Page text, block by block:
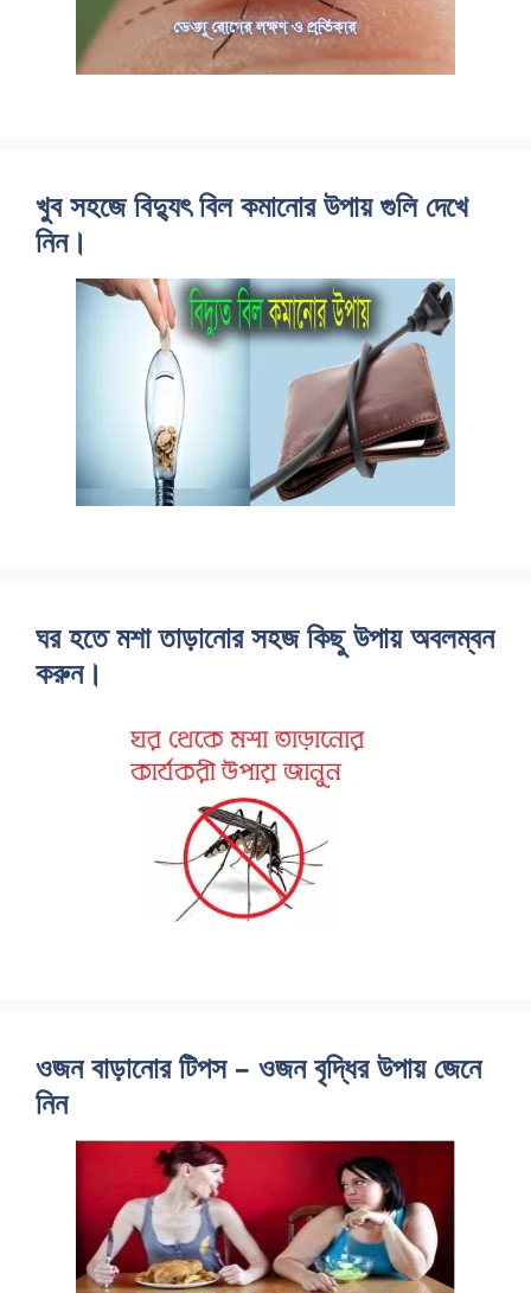
খুব সহজে বিদ্যুৎ বিল কমানোর উপায় গুলি দেখে
নিন।
ঘর হতে মশা তাড়ানোর সহজ কিছু উপায় অবলম্বন
করুন।
ওজন বাড়ানোর টিপস – ওজন বৃদ্ধির উপায় জেনে
নিন